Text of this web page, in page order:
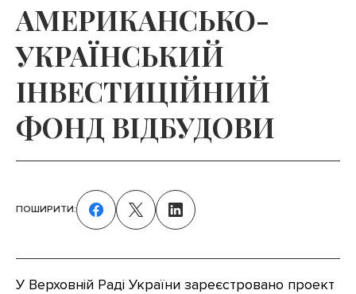
АМЕРИКАНСЬКО-
УКРАЇНСЬКИЙ
ІНВЕСТИЦІЙНИЙ
ФОНД ВІДБУДОВИ
У Верховній Раді України зареєстровано проект
ПОШИРИТИ: